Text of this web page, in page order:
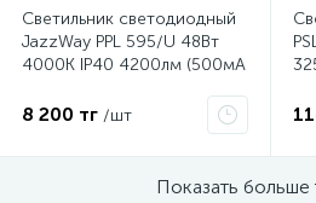
Светильник светодиодный
JazzWay PPL 595/U 48Вт
4000К IP40 4200лм (500мА
8 200 тг /шт
Показать больше